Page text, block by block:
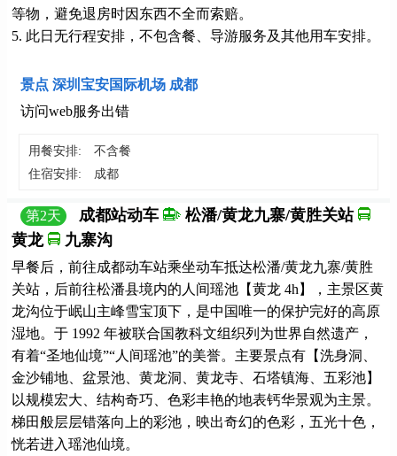
等物，避免退房时因东西不全而索赔。
5. 此日无行程安排，不包含餐、导游服务及其他用车安排。
景点 深圳宝安国际机场 成都
访问web服务出错
用餐安排:
不含餐
住宿安排:
成都
第2天 成都站动车
松潘/黄龙九寨/黄胜关站
黄龙
九寨沟
早餐后，前往成都动车站乘坐动车抵达松潘/黄龙九寨/黄胜
关站，后前往松潘县境内的人间瑶池【黄龙 4h】，主景区黄
龙沟位于岷山主峰雪宝顶下，是中国唯一的保护完好的高原
湿地。于 1992 年被联合国教科文组织列为世界自然遗产，
有着“圣地仙境”“人间瑶池”的美誉。主要景点有【洗身洞、
金沙铺地、盆景池、黄龙洞、黄龙寺、石塔镇海、五彩池】
以规模宏大、结构奇巧、色彩丰艳的地表钙华景观为主景。
梯田般层层错落向上的彩池，映出奇幻的色彩，五光十色，
恍若进入瑶池仙境。